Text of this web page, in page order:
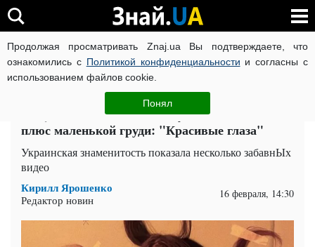
Продолжая просматривать Znaj.ua Вы подтверждаете, что
ознакомились с Политикой конфиденциальности и согласны с
использованием файлов cookie.
Понял
ВОЙНА РОССИИ ПРОТИВ УКРАИНЫ КОРОНАВИРУС В
ЧИТАТИ УКРАЇНСЬКОЮ
Jerry Heil влюбилась в саму себя и показала
плюс маленькой груди: "Красивые глаза"
Украинская знаменитость показала несколько забавнЫх
видео
Кирилл Ярошенко
Редактор новин 16 февраля, 14:30